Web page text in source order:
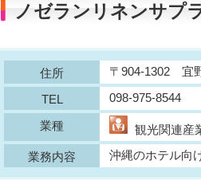
ノゼランリネンサプ
住所 〒904-1302 宜
TEL 098-975-8544
業種 観光関連産
業務内容
沖縄のホテル向